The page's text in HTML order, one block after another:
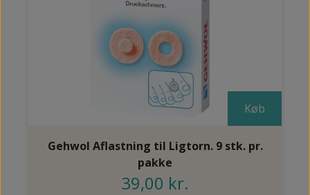
Køb
Gehwol Aflastning til Ligtorn. 9 stk. pr.
pakke
39,00 kr.